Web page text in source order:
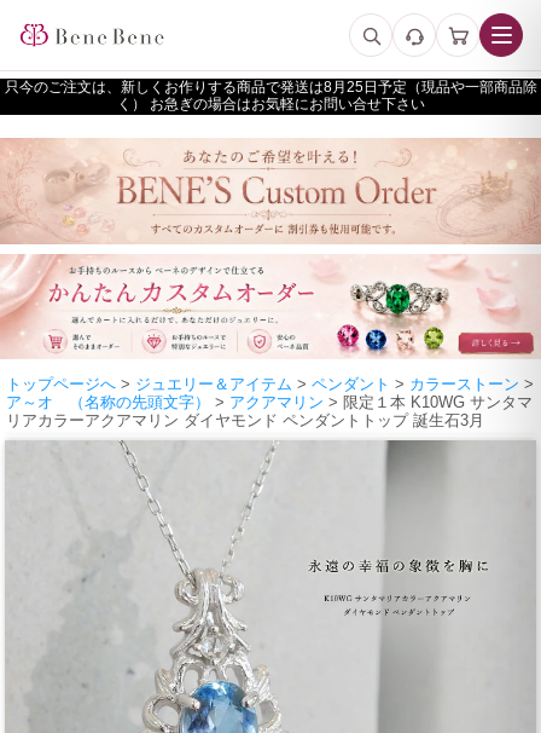
只今のご注文は、新しくお作りする商品で発送は
予定（現品や一部商品除
く） お急ぎの場合はお気軽にお問い合せ下さい
トップページへ > ジュエリー＆アイテム > ペンダント > カラーストーン >
ア～オ （名称の先頭文字）
> アクアマリン > 限定１本 K10WG サンタマ
リアカラーアクアマリン ダイヤモンド ペンダントトップ 誕生石3月